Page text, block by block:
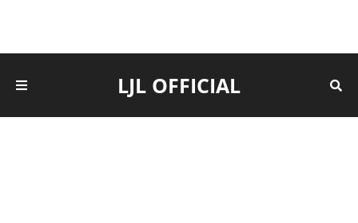
LJL OFFICIAL